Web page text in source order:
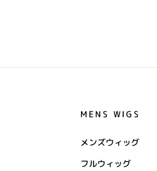
MENS WIGS
メンズウィッグ
フルウィッグ